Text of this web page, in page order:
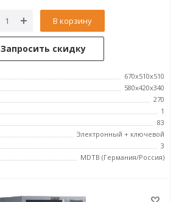
В корзину
Запросить скидку
670x510x510
580x420x340
270
1
83
Электронный + ключевой
3
MDTB (Германия/Россия)